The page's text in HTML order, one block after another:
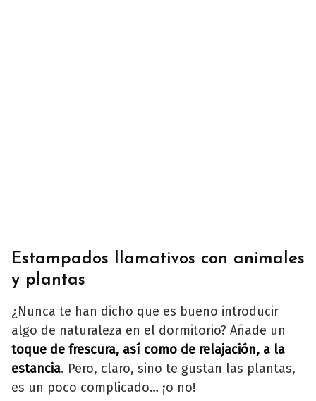
Estampados llamativos con animales
y plantas
¿Nunca te han dicho que es bueno introducir
algo de naturaleza en el dormitorio? Añade un
toque de frescura, así como de relajación, a la
estancia. Pero, claro, sino te gustan las plantas,
es un poco complicado… ¡o no!